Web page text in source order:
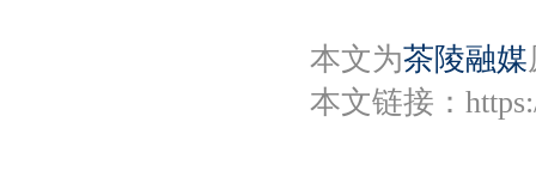
本文为茶陵融媒
本文链接：